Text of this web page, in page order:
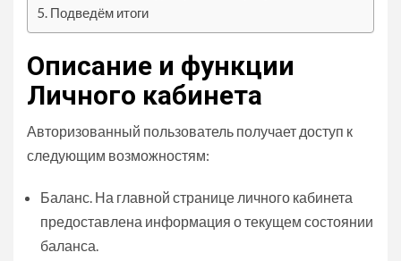
Подведём итоги
Описание и функции
Личного кабинета
Авторизованный пользователь получает доступ к
следующим возможностям:
Баланс. На главной странице личного кабинета
предоставлена информация о текущем состоянии
баланса.